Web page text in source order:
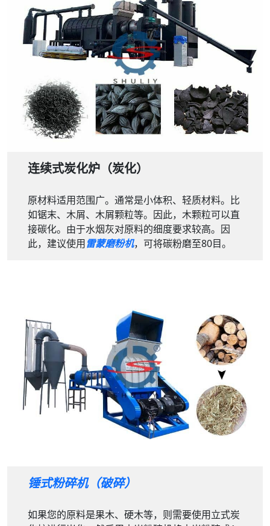
连续式炭化炉（炭化）
原材料适用范围广。通常是小体积、轻质材料。比
如锯末、木屑、木屑颗粒等。因此，木颗粒可以直
接碳化。由于水烟灰对原料的细度要求较高。因
此，建议使用雷蒙磨粉机，可将碳粉磨至80目。
锤式粉碎机（破碎）
如果您的原料是果木、硬木等，则需要使用立式炭